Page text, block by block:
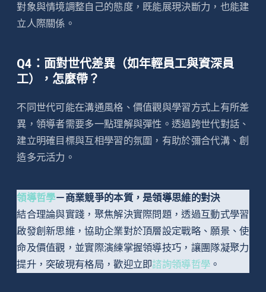
對象與情境調整自己的態度，既能展現決斷力，也能建
立人際關係。
Q4：面對世代差異（如年輕員工與資深員
工），怎麼帶？
不同世代可能在溝通風格、價值觀與學習方式上有所差
異，領導者需要多一點理解與彈性。透過跨世代對話、
建立明確目標與互相學習的氛圍，有助於彌合代溝、創
造多元活力。
領導哲學－商業競爭的本質，是領導思維的對決
結合理論與實踐，聚焦解決實際問題，透過互動式學習
啟發創新思維，協助企業對於頂層設定戰略、願景、使
命及價值觀，並實際演練掌握領導技巧，讓團隊凝聚力
提升，突破現有格局，歡迎立即諮詢領導哲學 。